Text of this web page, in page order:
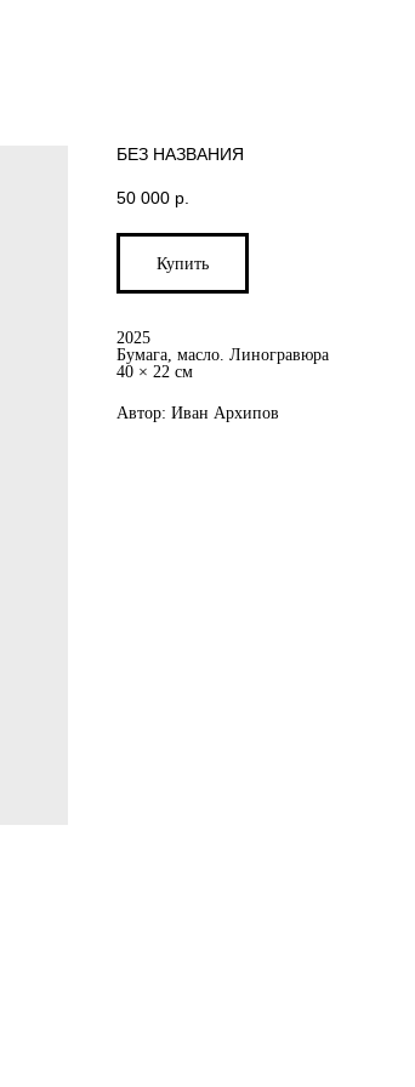
БЕЗ НАЗВАНИЯ
50 000 р.
Купить
2025
Бумага, масло. Линогравюра
40 × 22 см
Автор: Иван Архипов